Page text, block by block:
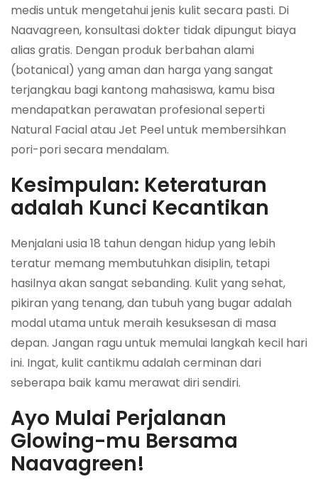
medis untuk mengetahui jenis kulit secara pasti. Di
Naavagreen, konsultasi dokter tidak dipungut biaya
alias gratis. Dengan produk berbahan alami
(botanical) yang aman dan harga yang sangat
terjangkau bagi kantong mahasiswa, kamu bisa
mendapatkan perawatan profesional seperti
Natural Facial atau Jet Peel untuk membersihkan
pori-pori secara mendalam.
Kesimpulan: Keteraturan
adalah Kunci Kecantikan
Menjalani usia 18 tahun dengan hidup yang lebih
teratur memang membutuhkan disiplin, tetapi
hasilnya akan sangat sebanding. Kulit yang sehat,
pikiran yang tenang, dan tubuh yang bugar adalah
modal utama untuk meraih kesuksesan di masa
depan. Jangan ragu untuk memulai langkah kecil hari
ini. Ingat, kulit cantikmu adalah cerminan dari
seberapa baik kamu merawat diri sendiri.
Ayo Mulai Perjalanan
Glowing-mu Bersama
Naavagreen!